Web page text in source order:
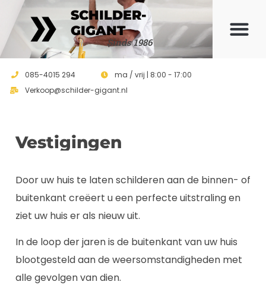
SCHILDER-
GIGANT
Sinds 1986
085-4015 294
ma / vrij | 8:00 - 17:00
Verkoop@schilder-gigant.nl
Vestigingen
Door uw huis te laten schilderen aan de binnen- of
buitenkant creëert u een perfecte uitstraling en
ziet uw huis er als nieuw uit.
In de loop der jaren is de buitenkant van uw huis
blootgesteld aan de weersomstandigheden met
alle gevolgen van dien.